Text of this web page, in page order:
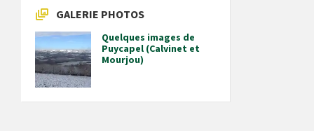
GALERIE PHOTOS
Quelques images de
Puycapel (Calvinet et
Mourjou)